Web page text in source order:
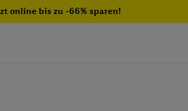
online bis zu -66% sparen!